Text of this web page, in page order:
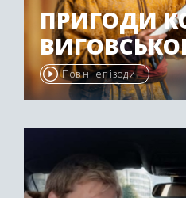
ПРИГОДИ
Повні епізоди